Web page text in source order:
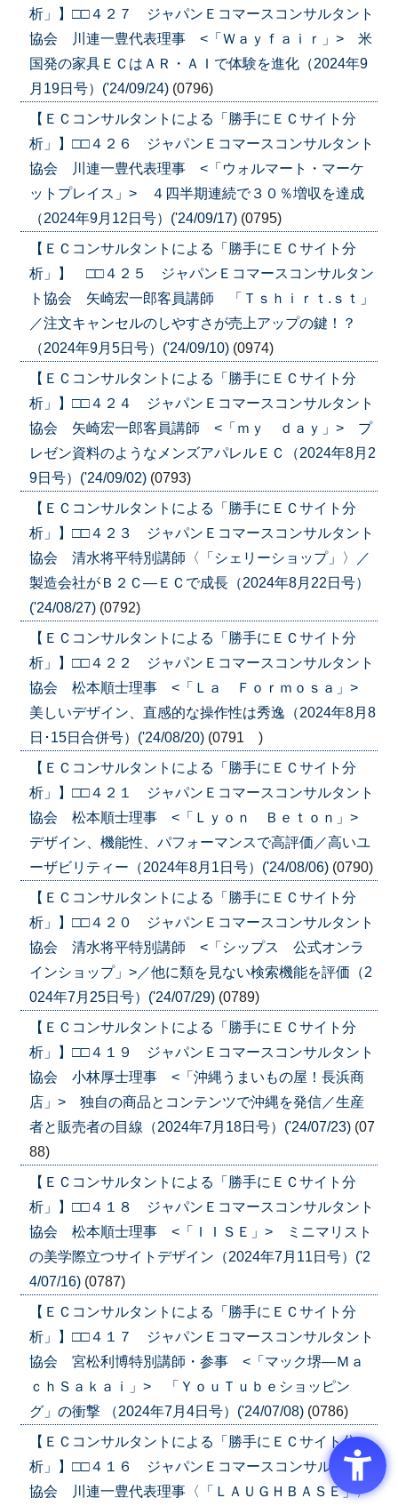
析」】□□４２７ ジャパンＥコマースコンサルタント
協会 川連一豊代表理事 <「Ｗａｙｆａｉｒ」> 米
国発の家具ＥＣはＡＲ・ＡＩで体験を進化（2024年9
月19日号）('24/09/24) (0796)
【ＥＣコンサルタントによる「勝手にＥＣサイト分
析」】□□４２６ ジャパンＥコマースコンサルタント
協会 川連一豊代表理事 <「ウォルマート・マーケ
ットプレイス」> ４四半期連続で３０％増収を達成
（2024年9月12日号）('24/09/17) (0795)
【ＥＣコンサルタントによる「勝手にＥＣサイト分
析」】 □□４２５ ジャパンＥコマースコンサルタン
ト協会 矢崎宏一郎客員講師 「Ｔｓｈｉｒｔ.ｓｔ」
／注文キャンセルのしやすさが売上アップの鍵！？
（2024年9月5日号）('24/09/10) (0974)
【ＥＣコンサルタントによる「勝手にＥＣサイト分
析」】□□４２４ ジャパンＥコマースコンサルタント
協会 矢崎宏一郎客員講師 <「ｍｙ ｄａｙ」> プ
レゼン資料のようなメンズアパレルＥＣ（2024年8月2
9日号）('24/09/02) (0793)
【ＥＣコンサルタントによる「勝手にＥＣサイト分
析」】□□４２３ ジャパンＥコマースコンサルタント
協会 清水将平特別講師〈「シェリーショップ」〉／
製造会社がＢ２Ｃ―ＥＣで成長（2024年8月22日号）
('24/08/27) (0792)
【ＥＣコンサルタントによる「勝手にＥＣサイト分
析」】□□４２２ ジャパンＥコマースコンサルタント
協会 松本順士理事 <「Ｌａ Ｆｏｒｍｏｓａ」>
美しいデザイン、直感的な操作性は秀逸（2024年8月8
日･15日合併号）('24/08/20) (0791 )
【ＥＣコンサルタントによる「勝手にＥＣサイト分
析」】□□４２１ ジャパンＥコマースコンサルタント
協会 松本順士理事 <「Ｌｙｏｎ Ｂｅｔｏｎ」>
デザイン、機能性、パフォーマンスで高評価／高いユ
ーザビリティー（2024年8月1日号）('24/08/06) (0790)
【ＥＣコンサルタントによる「勝手にＥＣサイト分
析」】□□４２０ ジャパンＥコマースコンサルタント
協会 清水将平特別講師 <「シップス 公式オンラ
インショップ」>／他に類を見ない検索機能を評価（2
024年7月25日号）('24/07/29) (0789)
【ＥＣコンサルタントによる「勝手にＥＣサイト分
析」】□□４１９ ジャパンＥコマースコンサルタント
協会 小林厚士理事 <「沖縄うまいもの屋！長浜商
店」> 独自の商品とコンテンツで沖縄を発信／生産
者と販売者の目線（2024年7月18日号）('24/07/23) (07
88)
【ＥＣコンサルタントによる「勝手にＥＣサイト分
析」】□□４１８ ジャパンＥコマースコンサルタント
協会 松本順士理事 <「ＩＩＳＥ」> ミニマリスト
の美学際立つサイトデザイン（2024年7月11日号）('2
4/07/16) (0787)
【ＥＣコンサルタントによる「勝手にＥＣサイト分
析」】□□４１７ ジャパンＥコマースコンサルタント
協会 宮松利博特別講師・参事 <「マック堺―Ｍａ
ｃｈＳａｋａｉ」> 「ＹｏｕＴｕｂｅショッピン
グ」の衝撃 （2024年7月4日号）('24/07/08) (0786)
【ＥＣコンサルタントによる「勝手にＥＣサイト分
析」】□□４１６ ジャパンＥコマースコンサルタント
協会 川連一豊代表理事〈「ＬＡＵＧＨＢＡＳＥ」〉